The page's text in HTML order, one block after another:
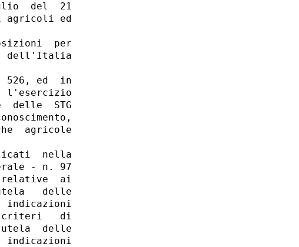
del  21
agricoli ed
per
dell'Italia
526, ed  in
l'esercizio
delle  STG
agricole
nella
- n. 97
relative  ai
delle
indicazioni
criteri   di
delle
indicazioni